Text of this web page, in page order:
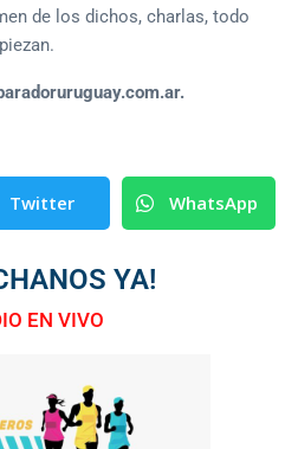
de los dichos, charlas, todo
Twitter WhatsApp
YA!
EN VIVO